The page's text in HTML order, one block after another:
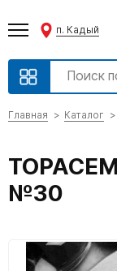
п. Кадый
Главная Каталог
№30